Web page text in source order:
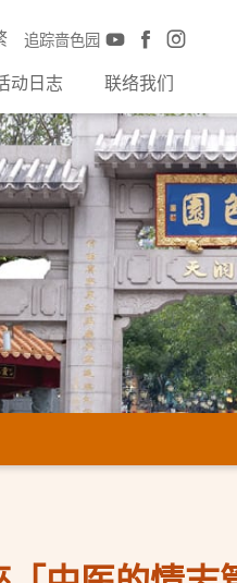
追踪啬色园
动日志 联络我们